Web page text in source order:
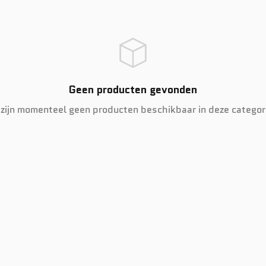
Geen producten gevonden
momenteel geen producten beschikbaar in deze